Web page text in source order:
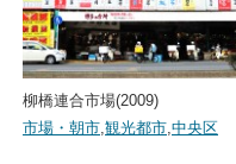
柳橋連合市場(2009)
市場・朝市,観光都市,中央区